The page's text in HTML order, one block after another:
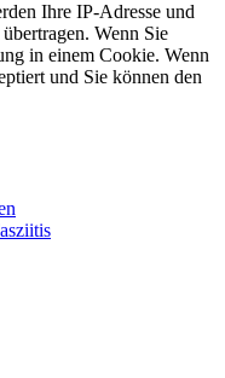
Ihre IP-Adresse und
Wenn Sie
in einem Cookie. Wenn
und Sie können den